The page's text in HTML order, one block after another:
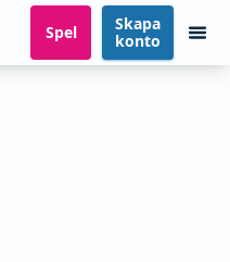
Spel
Skapa
konto